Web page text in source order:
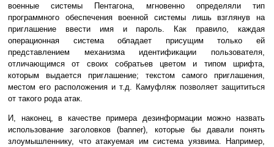
военные системы Пентагона, мгновенно определяли тип
программного обеспечения военной системы лишь взглянув на
приглашение ввести имя и пароль. Как правило, каждая
операционная система обладает присущим только ей
представлением механизма идентификации пользователя,
отличающимся от своих собратьев цветом и типом шрифта,
которым выдается приглашение; текстом самого приглашения,
местом его расположения и т.д. Камуфляж позволяет защититься
от такого рода атак.
И, наконец, в качестве примера дезинформации можно назвать
использование заголовков (banner), которые бы давали понять
злоумышленнику, что атакуемая им система уязвима. Например,